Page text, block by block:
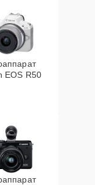
EOS R50